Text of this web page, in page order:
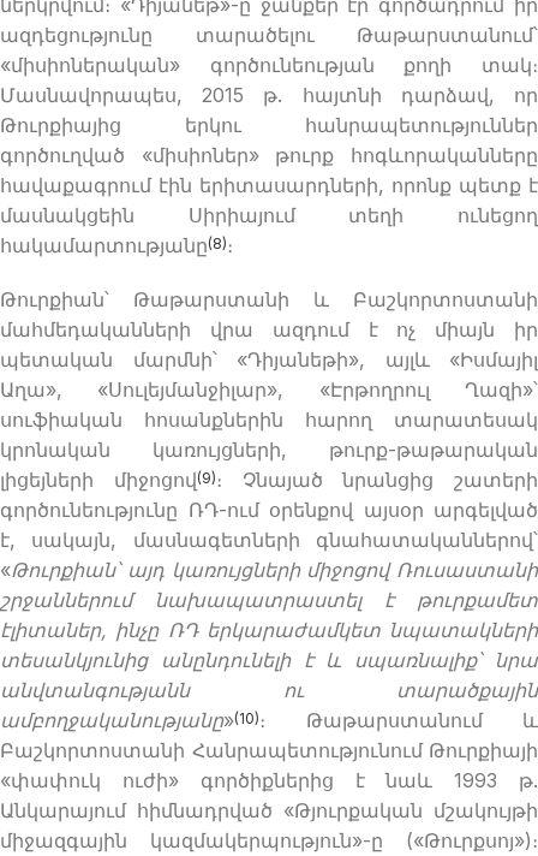
ազդեցությունը տարածելու Թաթարստանում՝
«միսիոներական» գործունեության քողի տակ։
Մասնավորապես, 2015 թ. հայտնի դարձավ, որ
Թուրքիայից երկու հանրապետություններ
գործուղված «միսիոներ» թուրք հոգևորականները
հավաքագրում էին երիտասարդների, որոնք պետք է
մասնակցեին Սիրիայում տեղի ունեցող
հակամարտությանը(8) ։
Թուրքիան՝ Թաթարստանի և Բաշկորտոստանի
մահմեդականների վրա ազդում է ոչ միայն իր
պետական ​​մարմնի՝ «Դիյանեթի», այլև «Իսմայիլ
Աղա», «Սուլեյմանջիլար», «Էրթողրուլ Ղազի»՝
սուֆիական հոսանքներին հարող տարատեսակ
կրոնական կառույցների, թուրք-թաթարական
լիցեյների միջոցով(9) ։ Չնայած նրանցից շատերի
գործունեությունը ՌԴ-ում օրենքով այսօր արգելված
է, սակայն, մասնագետների գնահատականներով՝
«Թուրքիան՝ այդ կառույցների միջոցով Ռուսաստանի
շրջաններում նախապատրաստել է թուրքամետ
էլիտաներ, ինչը ՌԴ երկարաժամկետ նպատակների
տեսանկյունից անընդունելի է և սպառնալիք՝ նրա
անվտանգությանն ու տարածքային
ամբողջականությանը»(10) ։ Թաթարստանում և
Բաշկորտոստանի Հանրապետությունում Թուրքիայի
«փափուկ ուժի» գործիքներից է նաև 1993 թ.
Անկարայում հիմնադրված «Թյուրքական մշակույթի
միջազգային կազմակերպություն»-ը («Թուրքսոյ»)։